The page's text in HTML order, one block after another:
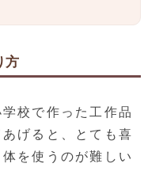
方
校で作った工作品
げると、とても喜
を使うのが難しい